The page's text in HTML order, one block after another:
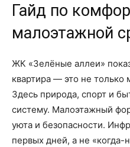
Гайд по
малоэтажной
ЖК «Зелёные аллеи»
квартира — это не
Здесь природа, спорт и
систему. Малоэтажный
уюта и безопасности.
первых дней, а не «когда-